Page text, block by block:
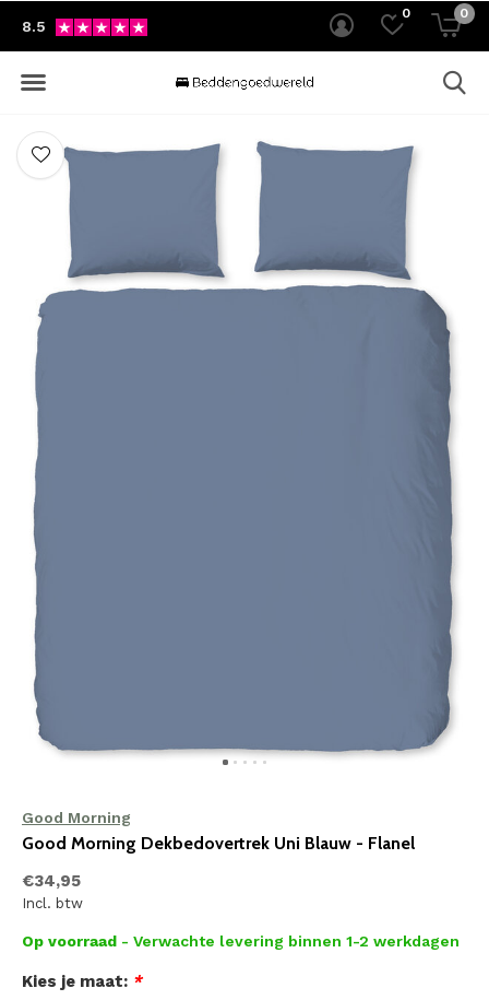
0 0
8.5
Good Morning
Good Morning Dekbedovertrek Uni Blauw - Flanel
€34,95
Incl. btw
Op voorraad - Verwachte levering binnen 1-2 werkdagen
Kies je maat: *